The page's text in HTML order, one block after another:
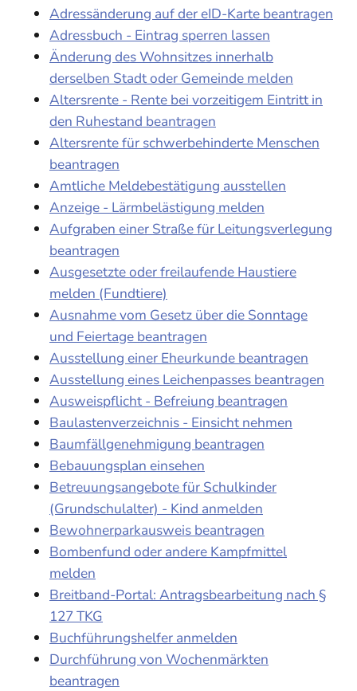
Adressänderung auf der eID-Karte beantragen
Adressbuch - Eintrag sperren lassen
Änderung des Wohnsitzes innerhalb
derselben Stadt oder Gemeinde melden
Altersrente - Rente bei vorzeitigem Eintritt in
den Ruhestand beantragen
Altersrente für schwerbehinderte Menschen
beantragen
Amtliche Meldebestätigung ausstellen
Anzeige - Lärmbelästigung melden
Aufgraben einer Straße für Leitungsverlegung
beantragen
Ausgesetzte oder freilaufende Haustiere
melden (Fundtiere)
Ausnahme vom Gesetz über die Sonntage
und Feiertage beantragen
Ausstellung einer Eheurkunde beantragen
Ausstellung eines Leichenpasses beantragen
Ausweispflicht - Befreiung beantragen
Baulastenverzeichnis - Einsicht nehmen
Baumfällgenehmigung beantragen
Bebauungsplan einsehen
Betreuungsangebote für Schulkinder
(Grundschulalter) - Kind anmelden
Bewohnerparkausweis beantragen
Bombenfund oder andere Kampfmittel
melden
Breitband-Portal: Antragsbearbeitung nach §
127 TKG
Buchführungshelfer anmelden
Durchführung von Wochenmärkten
beantragen